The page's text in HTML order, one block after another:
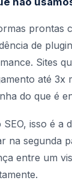
prontas
de
Sites
até 3x
do que é
SEO, isso é a
na segunda
entre um